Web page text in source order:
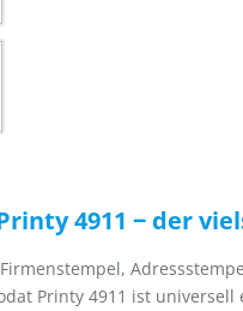
4911 ‒ der
Printy 4911 ist